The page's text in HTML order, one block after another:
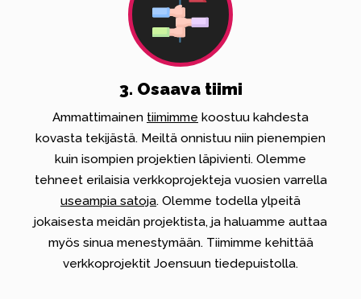
3. Osaava tiimi
Ammattimainen tiimimme koostuu kahdesta
kovasta tekijästä. Meiltä onnistuu niin pienempien
kuin isompien projektien läpivienti. Olemme
tehneet erilaisia verkkoprojekteja vuosien varrella
useampia satoja. Olemme todella ylpeitä
jokaisesta meidän projektista, ja haluamme auttaa
myös sinua menestymään. Tiimimme kehittää
verkkoprojektit Joensuun tiedepuistolla.